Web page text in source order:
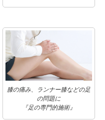
膝の痛み、ランナー膝などの足
の問題に
『足の専門的施術』